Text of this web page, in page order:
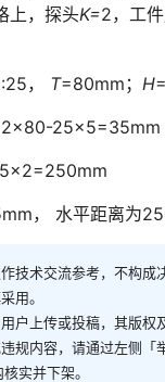
上，探头K=2，工
， T=80mm； H
25×5=35mm
， 水平距离为
技术交流参考，不构成
用。
户上传或投稿，其版权
规内容，请通过左侧「
实并下架。